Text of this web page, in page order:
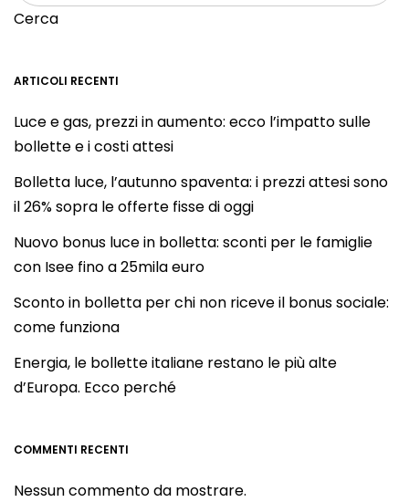
Cerca
ARTICOLI RECENTI
Luce e gas, prezzi in aumento: ecco l’impatto sulle
bollette e i costi attesi
Bolletta luce, l’autunno spaventa: i prezzi attesi sono
il 26% sopra le offerte fisse di oggi
Nuovo bonus luce in bolletta: sconti per le famiglie
con Isee fino a 25mila euro
Sconto in bolletta per chi non riceve il bonus sociale:
come funziona
Energia, le bollette italiane restano le più alte
d’Europa. Ecco perché
COMMENTI RECENTI
Nessun commento da mostrare.